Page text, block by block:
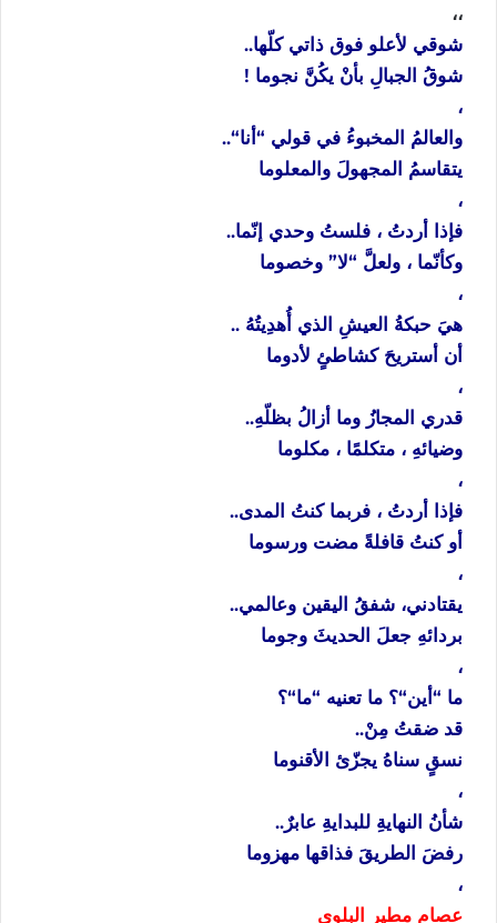
،،
شوقي لأعلو فوق ذاتي كلّها..
شوقُ الجبالِ بأنْ يكُنَّ نجوما !
،
والعالمُ المخبوءُ في قولي “أنا“..
يتقاسمُ المجهولَ والمعلوما
،
فإذا أردتُ ، فلستُ وحدي إنّما..
وكأنّما ، ولعلَّ “لا” وخصوما
،
هيَ حبكةُ العيشِ الذي أُهدِيتُهُ ..
أن أستريحَ كشاطئٍ لأدوما
،
قدري المجازُ وما أزالُ بظلّهِ..
وضيائهِ ، متكلمًا ، مكلوما
،
فإذا أردتُ ، فربما كنتُ المدى..
أو كنتُ قافلةً مضت ورسوما
،
يقتادني، شفقُ اليقين وعالمي..
بردائهِ جعلَ الحديثَ وجوما
،
ما “أين“؟ ما تعنيه “ما“؟
قد ضقتُ مِنْ..
نسقٍ سناهُ يجزّئ الأقنوما
،
شأنُ النهايةِ للبدايةِ عابرٌ..
رفضَ الطريقَ فذاقها مهزوما
،
عصام مطير البلوي